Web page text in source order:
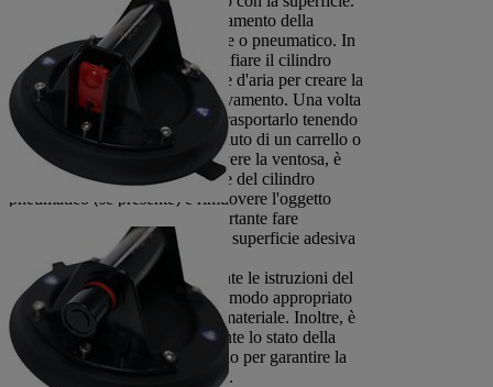
Aziona il meccanismo di sollevamento della
ventosa, che può essere manuale o pneumatico. In
alcuni modelli, è necessario gonfiare il cilindro
pneumatico con un compressore d'aria per creare la
pressione necessaria per il sollevamento. Una volta
sollevato l'oggetto, è possibile trasportarlo tenendo
la ventosa con le mani o con l'aiuto di un carrello o
di un altro supporto. Per rimuovere la ventosa, è
necessario rilasciare la pressione del cilindro
pneumatico (se presente) e rimuovere l'oggetto
dalla superficie adesiva. È importante fare
attenzione a non danneggiare la superficie adesiva
durante questa operazione.
È importante seguire attentamente le istruzioni del
produttore e usare la ventosa in modo appropriato
per evitare incidenti o danni al materiale. Inoltre, è
necessario verificare regolarmente lo stato della
ventosa e sostituirla se necessario per garantire la
massima sicurezza durante l'uso.